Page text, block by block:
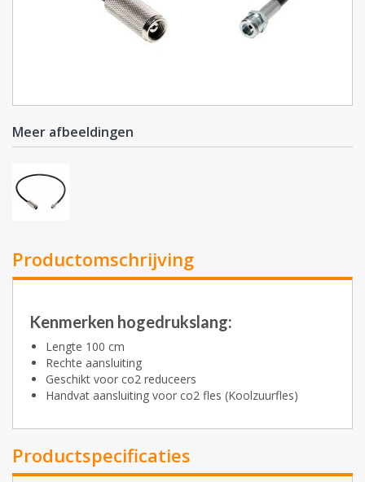
Meer afbeeldingen
Productomschrijving
Kenmerken hogedrukslang:
Lengte 100 cm
Rechte aansluiting
Geschikt voor co2 reduceers
Handvat aansluiting voor co2 fles (Koolzuurfles)
Productspecificaties